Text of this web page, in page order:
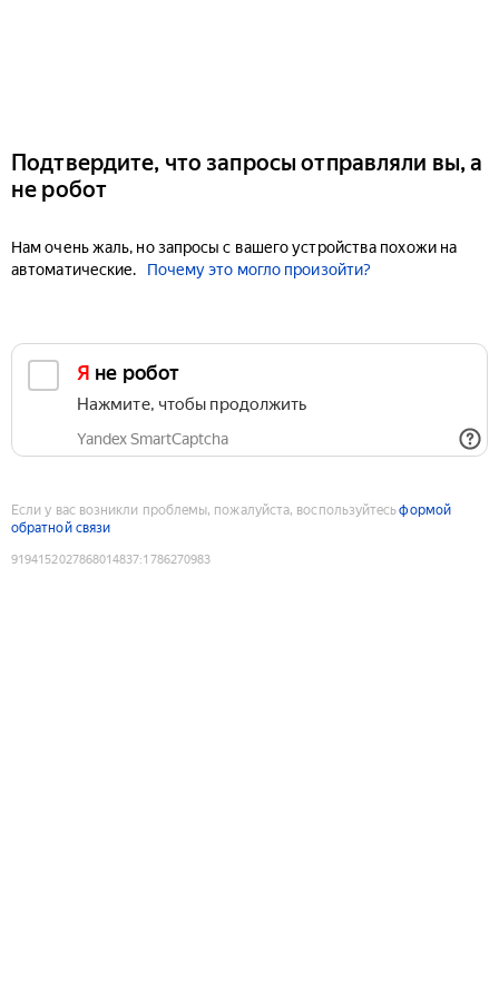
Подтвердите, что запросы отправляли вы, а
не робот
Нам очень жаль, но запросы с вашего устройства похожи на
автоматические.
Почему это могло произойти?
Я не робот
Нажмите, чтобы продолжить
Yandex SmartCaptcha
Если у вас возникли проблемы, пожалуйста, воспользуйтесьформой
обратной связи
9194152027868014837:1786270983